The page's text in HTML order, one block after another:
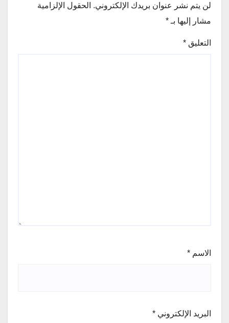
لن يتم نشر عنوان بريدك الإلكتروني. الحقول الإلزامية
مشار إليها بـ *
التعليق *
الاسم *
البريد الإلكتروني *